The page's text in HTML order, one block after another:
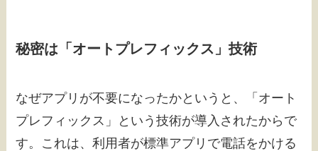
秘密は「オートプレフィックス」技術
なぜアプリが不要になったかというと、「オート
プレフィックス」という技術が導入されたからで
す。これは、利用者が標準アプリで電話をかける